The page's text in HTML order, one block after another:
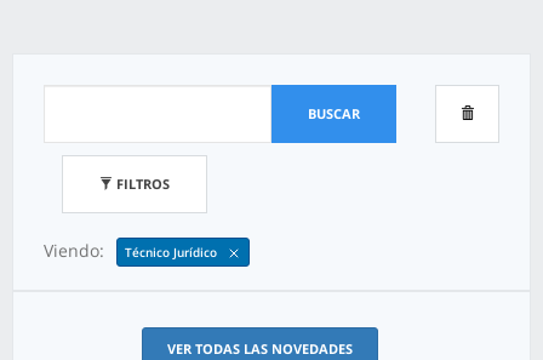
BUSCAR
FILTROS
Viendo: Técnico Jurídico
VER TODAS LAS NOVEDADES